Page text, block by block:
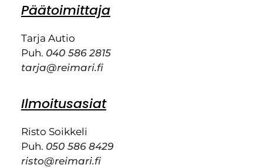
Päätoimittaja
Tarja Autio
Puh. 040 586 2815
tarja@reimari.fi
Ilmoitusasiat
Risto Soikkeli
Puh. 050 586 8429
risto@reimari.fi